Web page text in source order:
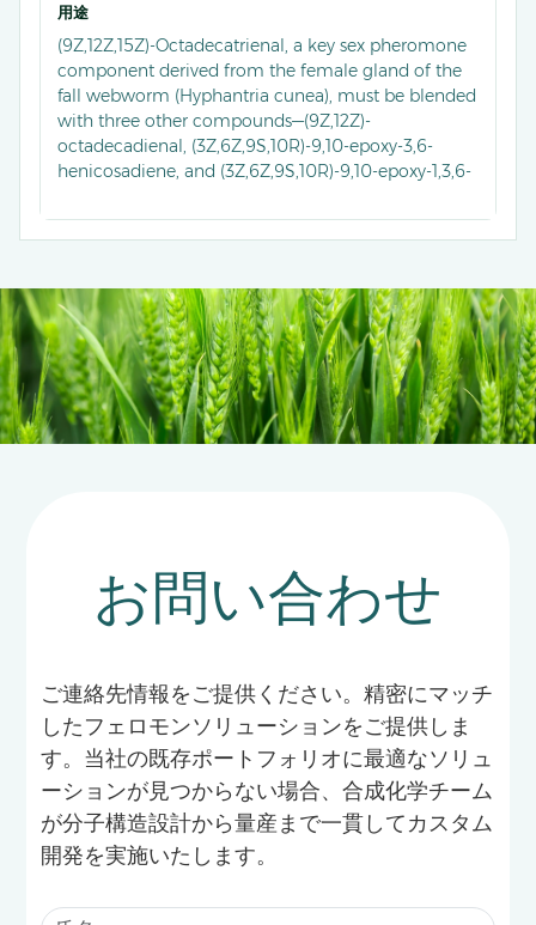
用途
(9Z,12Z,15Z)-Octadecatrienal, a key sex pheromone
component derived from the female gland of the
fall webworm (Hyphantria cunea), must be blended
with three other compounds—(9Z,12Z)-
octadecadienal, (3Z,6Z,9S,10R)-9,10-epoxy-3,6-
henicosadiene, and (3Z,6Z,9S,10R)-9,10-epoxy-1,3,6-
form an effective lure for monitoring and
controlling the Chinese population.
お問い合わせ
ご連絡先情報をご提供ください。精密にマッチ
したフェロモンソリューションをご提供しま
す。当社の既存ポートフォリオに最適なソリュ
ーションが見つからない場合、合成化学チーム
が分子構造設計から量産まで一貫してカスタム
開発を実施いたします。